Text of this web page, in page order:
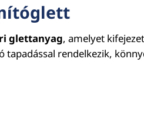
glettanyag, amelyet
tapadással rendelkezik,